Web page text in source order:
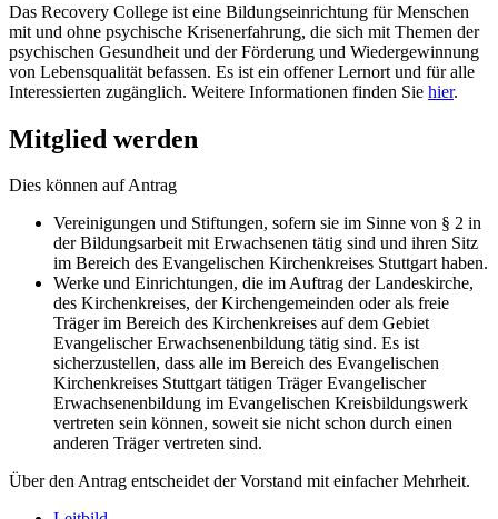
Das Recovery College ist eine Bildungseinrichtung für Menschen
mit und ohne psychische Krisenerfahrung, die sich mit Themen der
psychischen Gesundheit und der Förderung und Wiedergewinnung
von Lebensqualität befassen. Es ist ein offener Lernort und für alle
Interessierten zugänglich. Weitere Informationen finden Sie hier.
Mitglied werden
Dies können auf Antrag
Vereinigungen und Stiftungen, sofern sie im Sinne von § 2 in
der Bildungsarbeit mit Erwachsenen tätig sind und ihren Sitz
im Bereich des Evangelischen Kirchenkreises Stuttgart haben.
Werke und Einrichtungen, die im Auftrag der Landeskirche,
des Kirchenkreises, der Kirchengemeinden oder als freie
Träger im Bereich des Kirchenkreises auf dem Gebiet
Evangelischer Erwachsenenbildung tätig sind. Es ist
sicherzustellen, dass alle im Bereich des Evangelischen
Kirchenkreises Stuttgart tätigen Träger Evangelischer
Erwachsenenbildung im Evangelischen Kreisbildungswerk
vertreten sein können, soweit sie nicht schon durch einen
anderen Träger vertreten sind.
Über den Antrag entscheidet der Vorstand mit einfacher Mehrheit.